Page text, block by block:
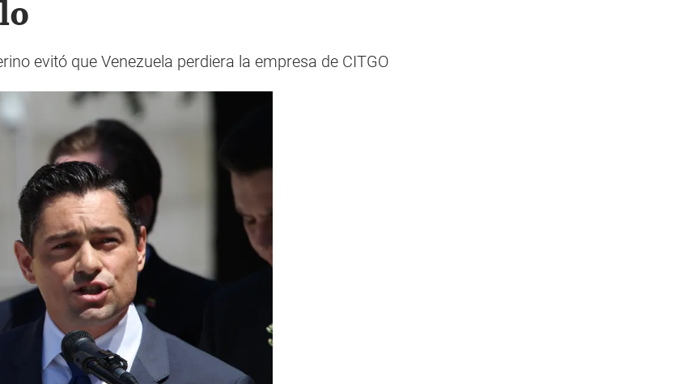
evitó que Venezuela perdiera la empresa de CITGO